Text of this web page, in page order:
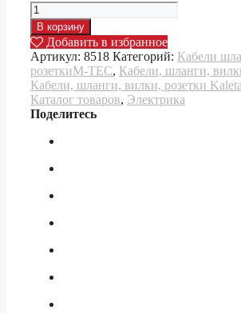
Количество
товара
Розетка
СЕЕ
7х16А
"М"
В корзину
Добавить в избранное
Артикул: 8518 Категорий: Кабели
розеткиM-TEC, Кабели, шланги,
Кабели, шланги, вилки, розетки
Каталог товаров, Электрика
Поделитесь